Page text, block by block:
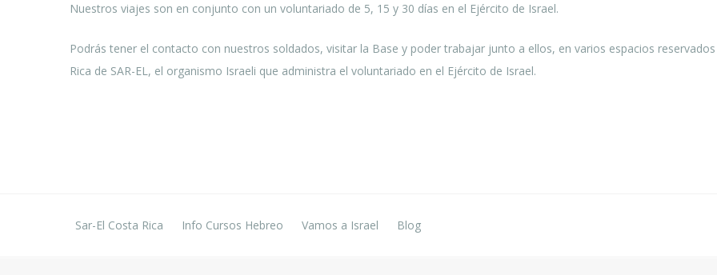
Nuestros viajes son en conjunto con un voluntariado de 5, 15 y 30 días en el Ejército de Israel.
Podrás tener el contacto con nuestros soldados, visitar la Base y poder trabajar junto a ellos, en varios espacios
Rica de SAR-EL, el organismo Israeli que administra el voluntariado en el Ejército de Israel.
Sar-El Costa Rica Info Cursos Hebreo Vamos a Israel Blog